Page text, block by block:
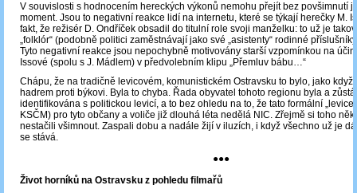
V souvislosti s hodnocením hereckých výkonů nemohu přejít bez povšimnutí
moment. Jsou to negativní reakce lidí na internetu, které se týkají herečky M.
fakt, že režisér D. Ondříček obsadil do titulní role svoji manželku: to už je
„folklór“ (podobně politici zaměstnávají jako své „asistenty“ rodinné
Tyto negativní reakce jsou nepochybně motivovány starší vzpomínkou na
Issové (spolu s J. Mádlem) v předvolebním klipu „Přemluv bábu…“
Chápu, že na tradičně levicovém, komunistickém Ostravsku to bylo, jako když
hadrem proti býkovi. Byla to chyba. Řada obyvatel tohoto regionu byla a
identifikována s politickou levicí, a to bez ohledu na to, že tato formální
KSČM) pro tyto občany a voliče již dlouhá léta nedělá NIC. Zřejmě si toho
nestačili všimnout. Zaspali dobu a nadále žijí v iluzích, i když všechno už je
se stává.
●●●
Život horníků na Ostravsku z pohledu filmařů